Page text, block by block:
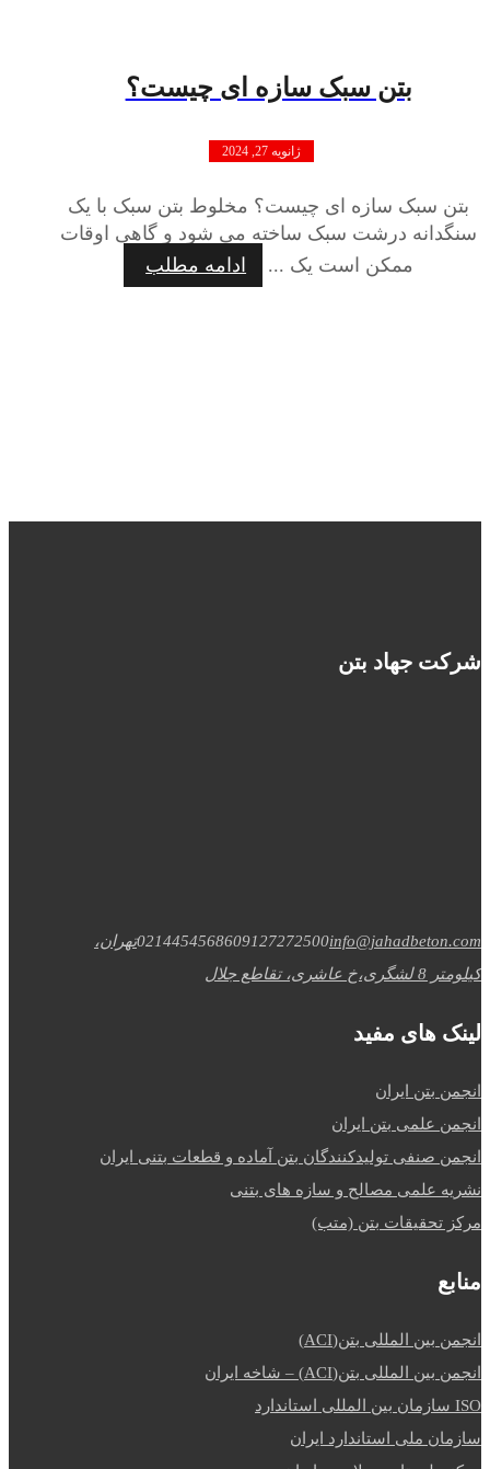
بتن سبک سازه ای چیست؟
ژانویه 27, 2024
بتن سبک سازه ای چیست؟ مخلوط بتن سبک با یک
سنگدانه درشت سبک ساخته می شود و گاهی اوقات
ممکن است یک ...
ادامه مطلب
شرکت جهاد بتن
0214454568609127272500info@jahadbeton.com
تهران،
کیلومتر 8 لشگری،خ عاشری، تقاطع جلال
لینک های مفید
انجمن بتن ایران
انجمن علمی بتن ایران
انجمن صنفی تولیدکنندگان بتن آماده و قطعات بتنی ایران
نشریه علمی مصالح و سازه های بتنی
مرکز تحقیقات بتن (متب)
منابع
انجمن بین المللی بتن(ACI)
انجمن بین المللی بتن(ACI) – شاخه ایران
ISO سازمان بین المللی استاندارد
سازمان ملی استاندارد ایران